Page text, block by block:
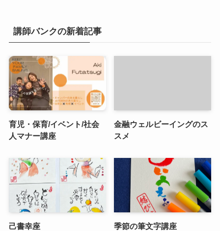
講師バンクの新着記事
育児・保育/イベント/社会
人マナー講座
金融ウェルビーイングのス
スメ
己書幸座 季節の筆文字講座